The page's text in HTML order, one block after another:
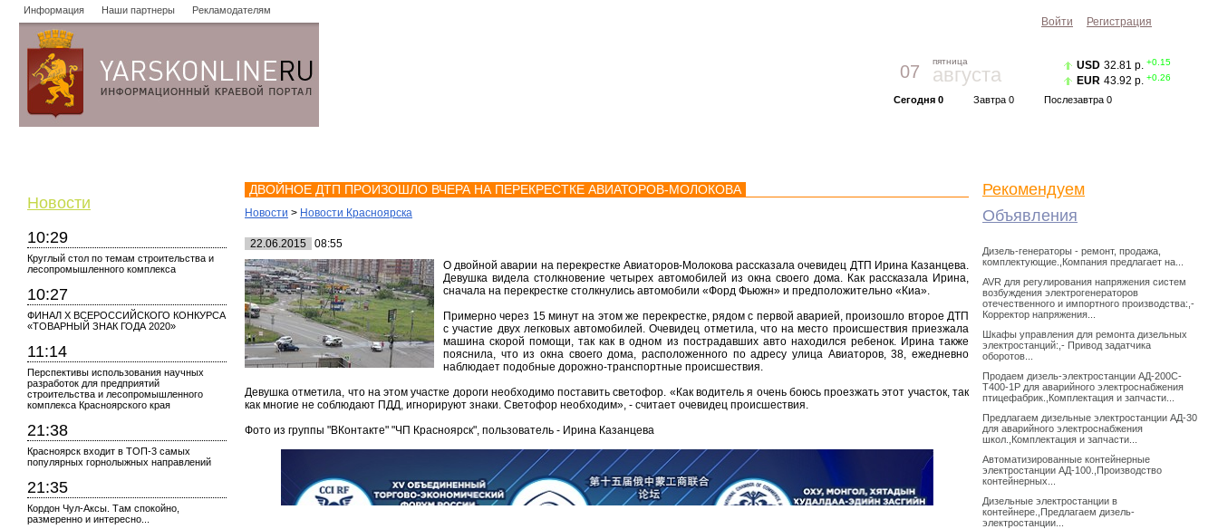
Информация Наши партнеры Рекламодателям
07
пятница
августа
Сегодня 0 Завтра 0 Послезавтра 0
USD 32.81 р. +0.15
EUR 43.92 р. +0.26
Новости
10:29
Круглый стол по темам строительства и
лесопромышленного комплекса
10:27
ФИНАЛ X ВСЕРОССИЙСКОГО КОНКУРСА
«ТОВАРНЫЙ ЗНАК ГОДА 2020»
11:14
Перспективы использования научных
разработок для предприятий
строительства и лесопромышленного
комплекса Красноярского края
21:38
Красноярск входит в ТОП-3 самых
популярных горнолыжных направлений
21:35
Кордон Чул-Аксы. Там спокойно,
размеренно и интересно...
ДВОЙНОЕ ДТП ПРОИЗОШЛО ВЧЕРА НА ПЕРЕКРЕСТКЕ АВИАТОРОВ-МОЛОКОВА
Новости > Новости Красноярска
22.06.2015
08:55
О двойной аварии на перекрестке Авиаторов-Молокова рассказала очевидец ДТП Ирина Казанцева.
Девушка видела столкновение четырех автомобилей из окна своего дома. Как рассказала Ирина,
сначала на перекрестке столкнулись автомобили «Форд Фьюжн» и предположительно «Киа».
Примерно через 15 минут на этом же перекрестке, рядом с первой аварией, произошло второе ДТП
с участие двух легковых автомобилей. Очевидец отметила, что на место происшествия приезжала
машина скорой помощи, так как в одном из пострадавших авто находился ребенок. Ирина также
пояснила, что из окна своего дома, расположенного по адресу улица Авиаторов, 38, ежедневно
наблюдает подобные дорожно-транспортные происшествия.
Девушка отметила, что на этом участке дороги необходимо поставить светофор. «Как водитель я очень боюсь проезжать этот участок, так
как многие не соблюдают ПДД, игнорируют знаки. Светофор необходим», - считает очевидец происшествия.
Фото из группы "ВКонтакте" "ЧП Красноярск", пользователь - Ирина Казанцева
Рекомендуем
Объявления
Дизель-генераторы - ремонт, продажа,
комплектующие.,Компания предлагает на...
AVR для регулирования напряжения систем
возбуждения электрогенераторов
отечественного и импортного производства:,-
Корректор напряжения...
Шкафы управления для ремонта дизельных
электростанций:,- Привод задатчика
оборотов...
Продаем дизель-электростанции АД-200С-
Т400-1Р для аварийного электроснабжения
птицефабрик.,Комплектация и запчасти...
Предлагаем дизельные электростанции АД-30
для аварийного электроснабжения
школ.,Комплектация и запчасти...
Автоматизированные контейнерные
электростанции АД-100.,Производство
контейнерных...
Дизельные электростанции в
контейнере.,Предлагаем дизель-
электростанции...
Войти Регистрация